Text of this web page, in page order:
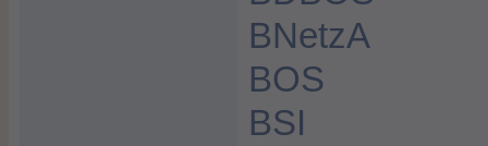
BNetzA
BOS
BSI